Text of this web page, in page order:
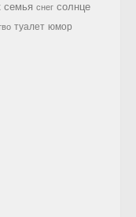
семья снег солнце
туалет юмор